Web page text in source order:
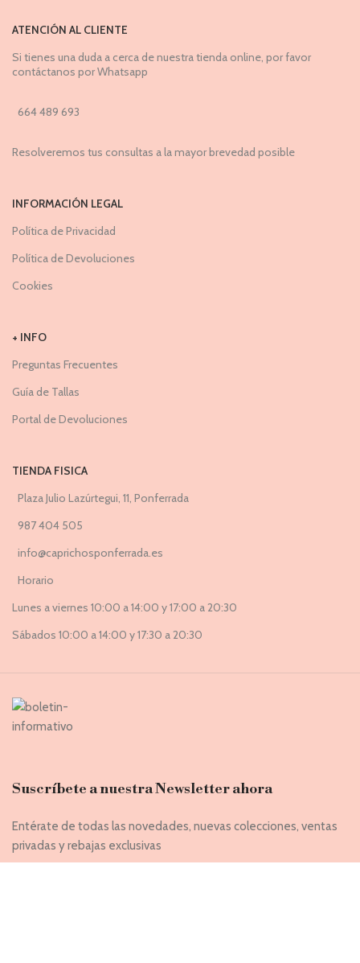
ATENCIÓN AL CLIENTE
Si tienes una duda a cerca de nuestra tienda online, por favor
contáctanos por Whatsapp
664 489 693
Resolveremos tus consultas a la mayor brevedad posible
INFORMACIÓN LEGAL
Política de Privacidad
Política de Devoluciones
Cookies
+ INFO
Preguntas Frecuentes
Guía de Tallas
Portal de Devoluciones
TIENDA FISICA
Plaza Julio Lazúrtegui, 11, Ponferrada
987 404 505
info@caprichosponferrada.es
Horario
Lunes a viernes 10:00 a 14:00 y 17:00 a 20:30
Sábados 10:00 a 14:00 y 17:30 a 20:30
Suscríbete a nuestra Newsletter ahora
Entérate de todas las novedades, nuevas colecciones, ventas
privadas y rebajas exclusivas